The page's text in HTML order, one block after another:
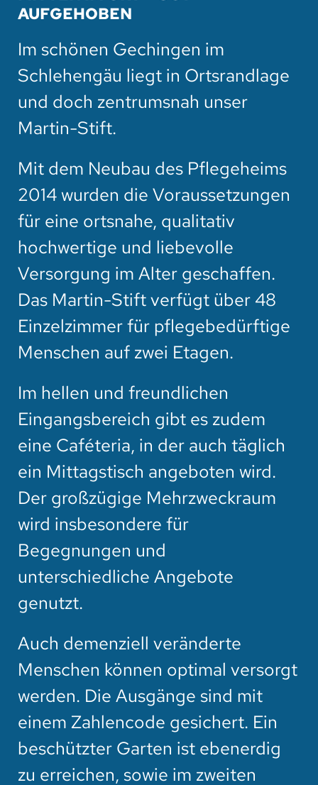
AUFGEHOBEN
Im schönen Gechingen im
Schlehengäu liegt in Ortsrandlage
und doch zentrumsnah unser
Martin-Stift.
Mit dem Neubau des Pflegeheims
2014 wurden die Voraussetzungen
für eine ortsnahe, qualitativ
hochwertige und liebevolle
Versorgung im Alter geschaffen.
Das Martin-Stift verfügt über 48
Einzelzimmer für pflegebedürftige
Menschen auf zwei Etagen.
Im hellen und freundlichen
Eingangsbereich gibt es zudem
eine Caféteria, in der auch täglich
ein Mittagstisch angeboten wird.
Der großzügige Mehrzweckraum
wird insbesondere für
Begegnungen und
unterschiedliche Angebote
genutzt.
Auch demenziell veränderte
Menschen können optimal versorgt
werden. Die Ausgänge sind mit
einem Zahlencode gesichert. Ein
beschützter Garten ist ebenerdig
zu erreichen, sowie im zweiten